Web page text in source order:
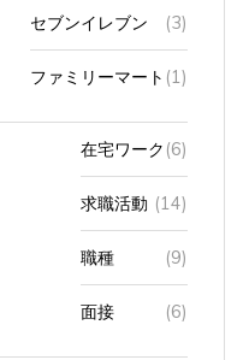
セブンイレブン (3)
(1)
在宅ワーク (6)
求職活動 (14)
職種 (9)
面接 (6)